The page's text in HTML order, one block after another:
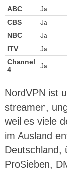
ABC Ja
CBS
Ja
NBC
Ja
ITV
Ja
Channel
4
Ja
NordVPN ist
streamen,
weil es viele
im Ausland
Deutschland,
ProSieben,